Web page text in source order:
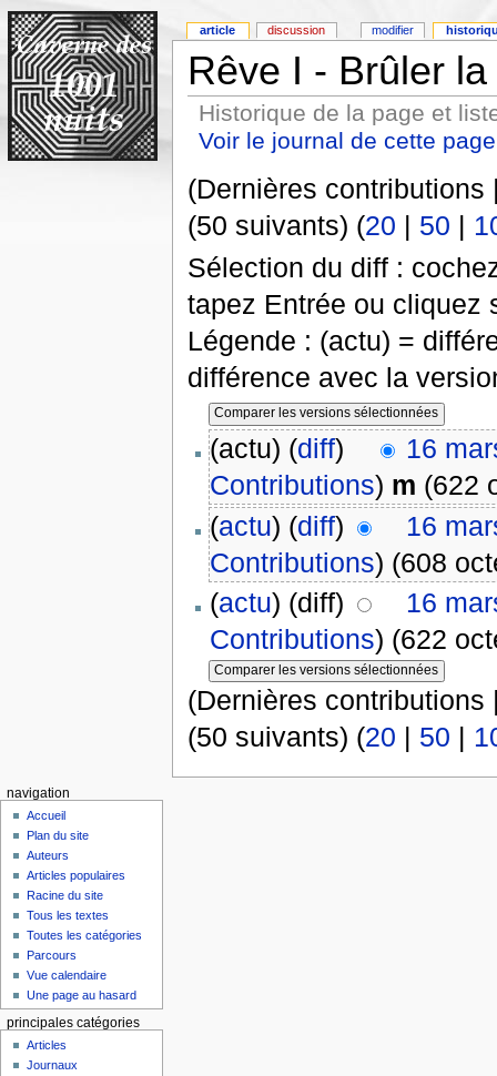
Rêve I - Brûler
Historique de la page et
Voir le journal de cette page
(Dernières
(50 suivants) (20 | 50 |
Sélection du diff :
tapez Entrée ou cliquez
Légende : (actu) =
différence avec la
(actu) (diff)
16
Contributions) m (622
(actu) (diff)
16
Contributions) (608
(actu) (diff)
16
Contributions) (622
(Dernières
(50 suivants) (20 | 50 |
article discussion modifier
navigation
Accueil
Plan du site
Auteurs
Articles populaires
Racine du site
Tous les textes
Toutes les catégories
Parcours
Vue calendaire
Une page au hasard
principales catégories
Articles
Journaux